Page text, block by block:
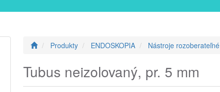
Produkty ENDOSKOPIA Nástroje rozoberateľné
Tubus neizolovaný, pr. 5 mm